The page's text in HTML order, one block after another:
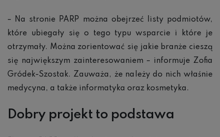
– Na stronie PARP można obejrzeć listy podmiotów,
które ubiegały się o tego typu wsparcie i które je
otrzymały. Można zorientować się jakie branże cieszą
się największym zainteresowaniem – informuje Zofia
Gródek-Szostak. Zauważa, że należy do nich właśnie
medycyna, a także informatyka oraz kosmetyka.
Dobry projekt to podstawa